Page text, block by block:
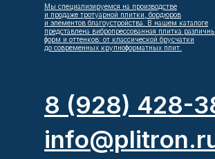
8 (928) 428-
Мы специализируемся на производстве
и продаже тротуарной плитки, бордюров
и элементов благоустройства. В нашем каталоге
представлена вибропрессованная плитка
форм и оттенков: от классической брусчатки
до современных крупноформатных плит.